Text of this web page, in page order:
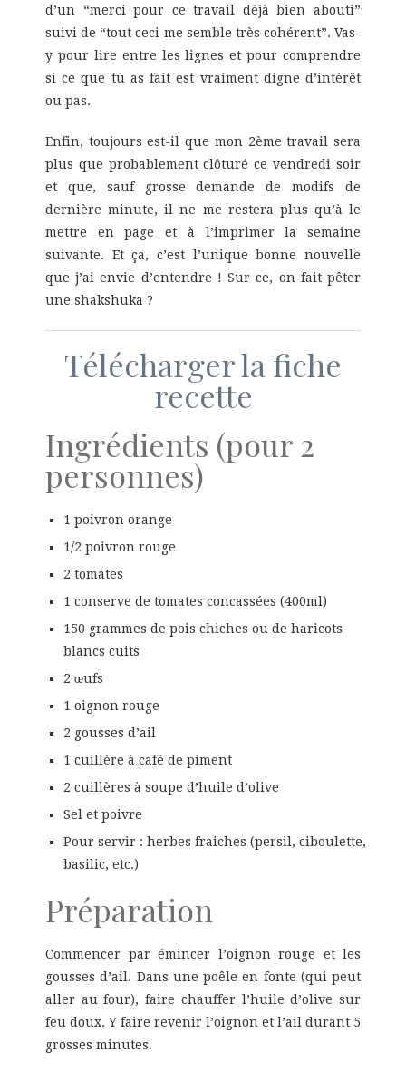
d’un “merci pour ce travail déjà bien abouti”
suivi de “tout ceci me semble très cohérent”. Vas-
y pour lire entre les lignes et pour comprendre
si ce que tu as fait est vraiment digne d’intérêt
ou pas.
Enfin, toujours est-il que mon 2ème travail sera
plus que probablement clôturé ce vendredi soir
et que, sauf grosse demande de modifs de
dernière minute, il ne me restera plus qu’à le
mettre en page et à l’imprimer la semaine
suivante. Et ça, c’est l’unique bonne nouvelle
que j’ai envie d’entendre ! Sur ce, on fait pêter
une shakshuka ?
Télécharger la fiche
recette
Ingrédients (pour 2
personnes)
1 poivron orange
1/2 poivron rouge
2 tomates
1 conserve de tomates concassées (400ml)
150 grammes de pois chiches ou de haricots
blancs cuits
2 œufs
1 oignon rouge
2 gousses d’ail
1 cuillère à café de piment
2 cuillères à soupe d’huile d’olive
Sel et poivre
Pour servir : herbes fraiches (persil, ciboulette,
basilic, etc.)
Préparation
Commencer par émincer l’oignon rouge et les
gousses d’ail. Dans une poêle en fonte (qui peut
aller au four), faire chauffer l’huile d’olive sur
feu doux. Y faire revenir l’oignon et l’ail durant 5
grosses minutes.